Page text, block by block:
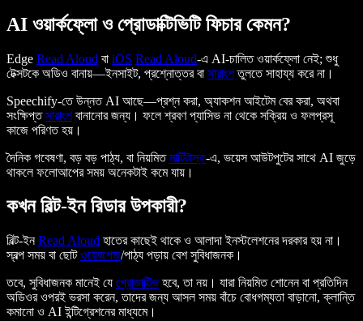
AI ওয়ার্কফ্লো ও প্রোডাক্টিভিটি ফিচার কেমন?
Edge Read Aloud বা iOS Read Aloud-এ AI-চালিত ওয়ার্কফ্লো নেই; শুধু
টেক্সটকে অডিও বানায়—ইনসাইট, প্রশ্নোত্তর বা সারাংশতুলতে সাহায্য করে না।
Speechify-তে উন্নত AI আছে—প্রশ্ন করা, অ্যাকশন আইটেম বের করা, অথবা
সংক্ষিপ্তসারাংশবানানোর জন্য। ফলে শ্রবণ প্যাসিভ না থেকে সক্রিয় ও ফলপ্রসূ
কাজে পরিণত হয়।
দৈনিক গবেষণা, বড় বড় পাঠ্য, বা নিয়মিতমাল্টিটাস্ক-এ, ভয়েস আউটপুটের সাথে AI জুড়ে
থাকলে ফলোআপের সময় অনেকটাই কমে যায়।
কখন বিল্ট-ইন রিডার উপকারী?
বিল্ট-ইনRead Aloud হাতের কাছেই থাকে ও আলাদা ইনস্টলেশনের দরকার হয় না।
স্বল্প সময় বা ছোটওয়েবপেজ/পাঠ্য পড়ায় বেশ সুবিধাজনক।
তবে, সুবিধাজনক মানেই যে প্রোডাক্টিভ হবে, তা নয়। যারা নিয়মিত শোনেন বা প্রতিদিন
অডিওর ওপরই ভরসা করেন, তাদের জন্য আসল সময় বাঁচে বোধগম্যতা বাড়ানো, ক্লান্তি
কমানো ও AI ইন্টিগ্রেশনের মাধ্যমে।